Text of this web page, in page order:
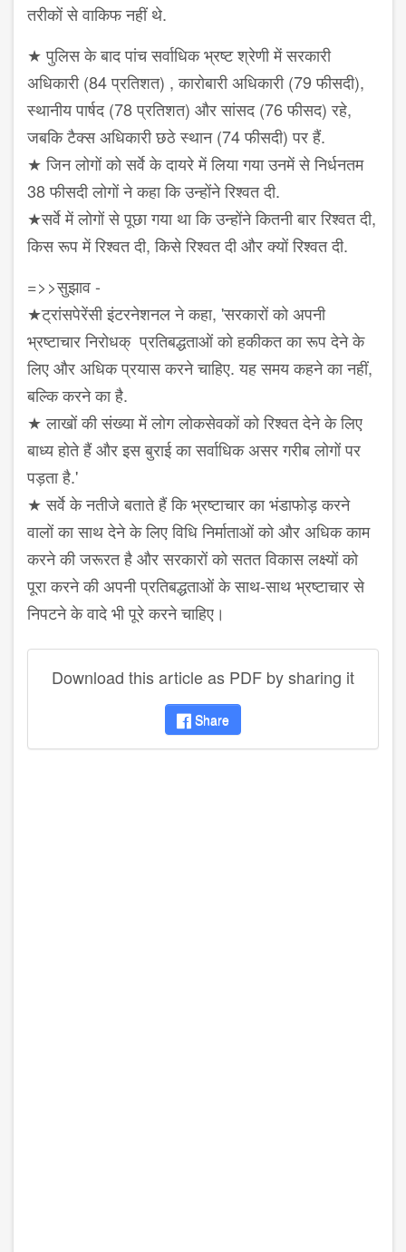
तरीकों से वाकिफ नहीं थे.
★ पुलिस के बाद पांच सर्वाधिक भ्रष्ट श्रेणी में सरकारी
अधिकारी (84 प्रतिशत) , कारोबारी अधिकारी (79 फीसदी),
स्थानीय पार्षद (78 प्रतिशत) और सांसद (76 फीसद) रहे,
जबकि टैक्स अधिकारी छठे स्थान (74 फीसदी) पर हैं.
★ जिन लोगों को सर्वे के दायरे में लिया गया उनमें से निर्धनतम
38 फीसदी लोगों ने कहा कि उन्होंने रिश्वत दी.
★सर्वे में लोगों से पूछा गया था कि उन्होंने कितनी बार रिश्वत दी,
किस रूप में रिश्वत दी, किसे रिश्वत दी और क्यों रिश्वत दी.
=>>सुझाव -
★ट्रांसपेरेंसी इंटरनेशनल ने कहा, 'सरकारों को अपनी
भ्रष्टाचार निरोधक् प्रतिबद्धताओं को हकीकत का रूप देने के
लिए और अधिक प्रयास करने चाहिए. यह समय कहने का नहीं,
बल्कि करने का है.
★ लाखों की संख्या में लोग लोकसेवकों को रिश्वत देने के लिए
बाध्य होते हैं और इस बुराई का सर्वाधिक असर गरीब लोगों पर
पड़ता है.'
★ सर्वे के नतीजे बताते हैं कि भ्रष्टाचार का भंडाफोड़ करने
वालों का साथ देने के लिए विधि निर्माताओं को और अधिक काम
करने की जरूरत है और सरकारों को सतत विकास लक्ष्यों को
पूरा करने की अपनी प्रतिबद्धताओं के साथ-साथ भ्रष्टाचार से
निपटने के वादे भी पूरे करने चाहिए।
Download this article as PDF by sharing it
Share